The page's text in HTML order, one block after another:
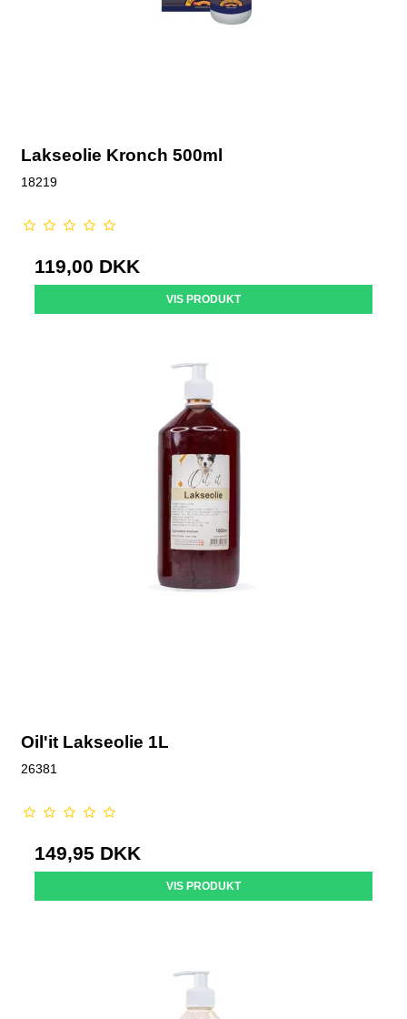
Lakseolie Kronch 500ml
18219
119,00 DKK
VIS PRODUKT
Oil'it Lakseolie 1L
26381
149,95 DKK
VIS PRODUKT